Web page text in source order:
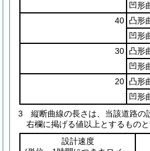
凹形
40 凸形
凹形
30 凸形
凹形
20 凸形
凹形
3
縦断曲線の長さは、当該道路の
右欄に掲げる値以上とするものと
設計速度